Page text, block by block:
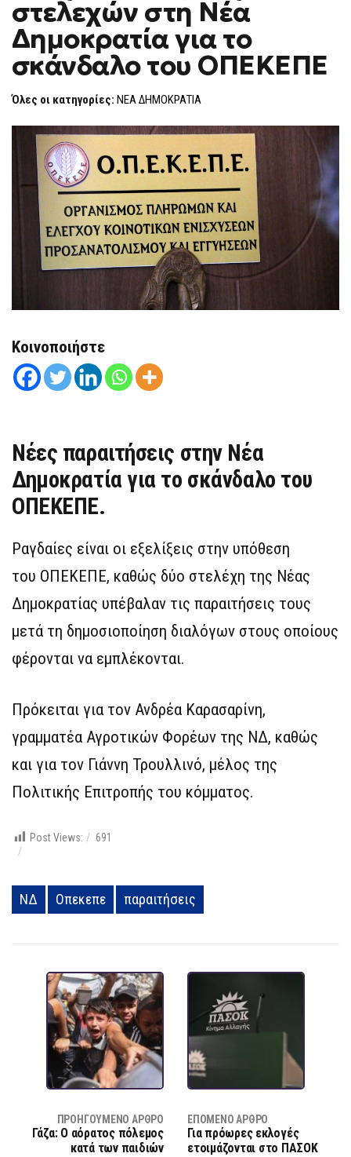
ΣΤΗ
ΝΈΑ
ΔΗΜΟΚΡΑΤΊΑ
ΓΙΑ
ΤΟ
ΣΚΆΝΔΑΛΟ
στελεχών στη Νέα
Δημοκρατία για το
σκάνδαλο του ΟΠΕΚΕΠΕ
Όλες οι κατηγορίες: ΝΕΑ ΔΗΜΟΚΡΑΤΙΑ
Κοινοποιήστε
Νέες παραιτήσεις στην Νέα
Δημοκρατία για το σκάνδαλο του
ΟΠΕΚΕΠΕ.
Ραγδαίες είναι οι εξελίξεις στην υπόθεση
του ΟΠΕΚΕΠΕ, καθώς δύο στελέχη της Νέας
Δημοκρατίας υπέβαλαν τις παραιτήσεις τους
μετά τη δημοσιοποίηση διαλόγων στους οποίους
φέρονται να εμπλέκονται.
Πρόκειται για τον Ανδρέα Καρασαρίνη,
γραμματέα Αγροτικών Φορέων της ΝΔ, καθώς
και για τον Γιάννη Τρουλλινό, μέλος της
Πολιτικής Επιτροπής του κόμματος.
Post Views: 691
ΝΔ Οπεκεπε παραιτήσεις
ΠΡΟΗΓΟΎΜΕΝΟ ΆΡΘΡΟ
Γάζα: Ο αόρατος πόλεμος
κατά των παιδιών
ΕΠΌΜΕΝΟ ΆΡΘΡΟ
Για πρόωρες εκλογές
ετοιμάζονται στο ΠΑΣΟΚ